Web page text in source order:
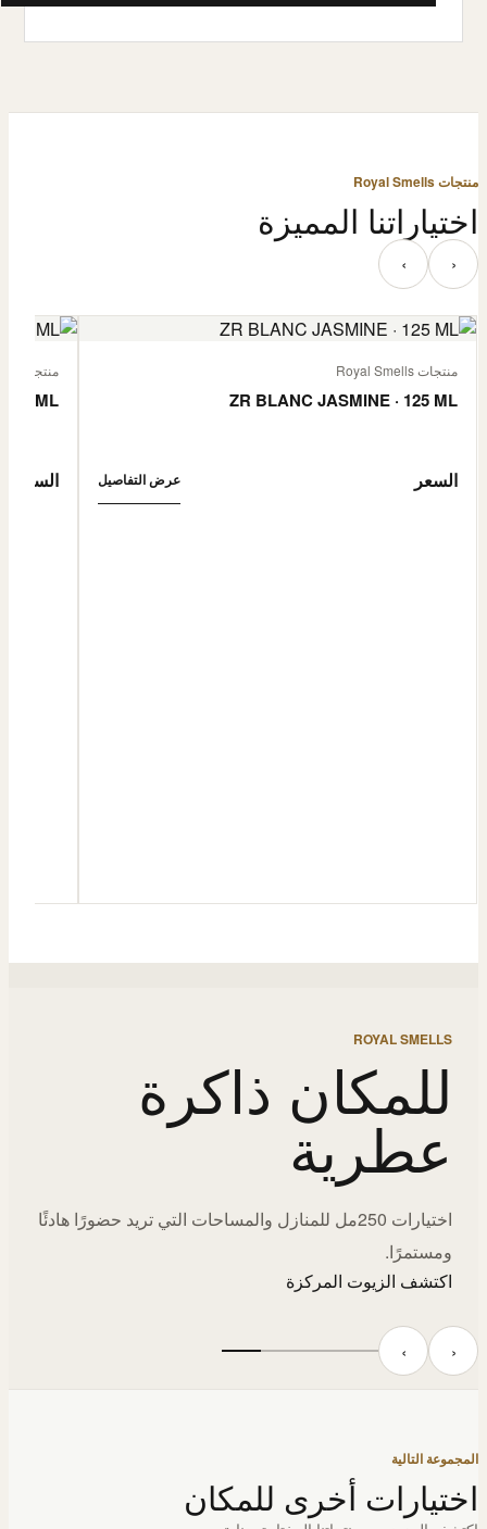
منتجات Royal Smells
اختياراتنا المميزة
‹ ›
منتجات Royal Smells
ZR BLANC JASMINE · 125 ML
السعر عرض التفاصيل
منتجات Royal Smells
ML
السعر
ROYAL SMELLS
للمكان ذاكرة
عطرية
اختيارات 250مل للمنازل والمساحات التي تريد حضورًا هادئًا
ومستمرًا.
اكتشف الزيوت المركزة
‹ ›
المجموعة التالية
اختيارات أخرى للمكان